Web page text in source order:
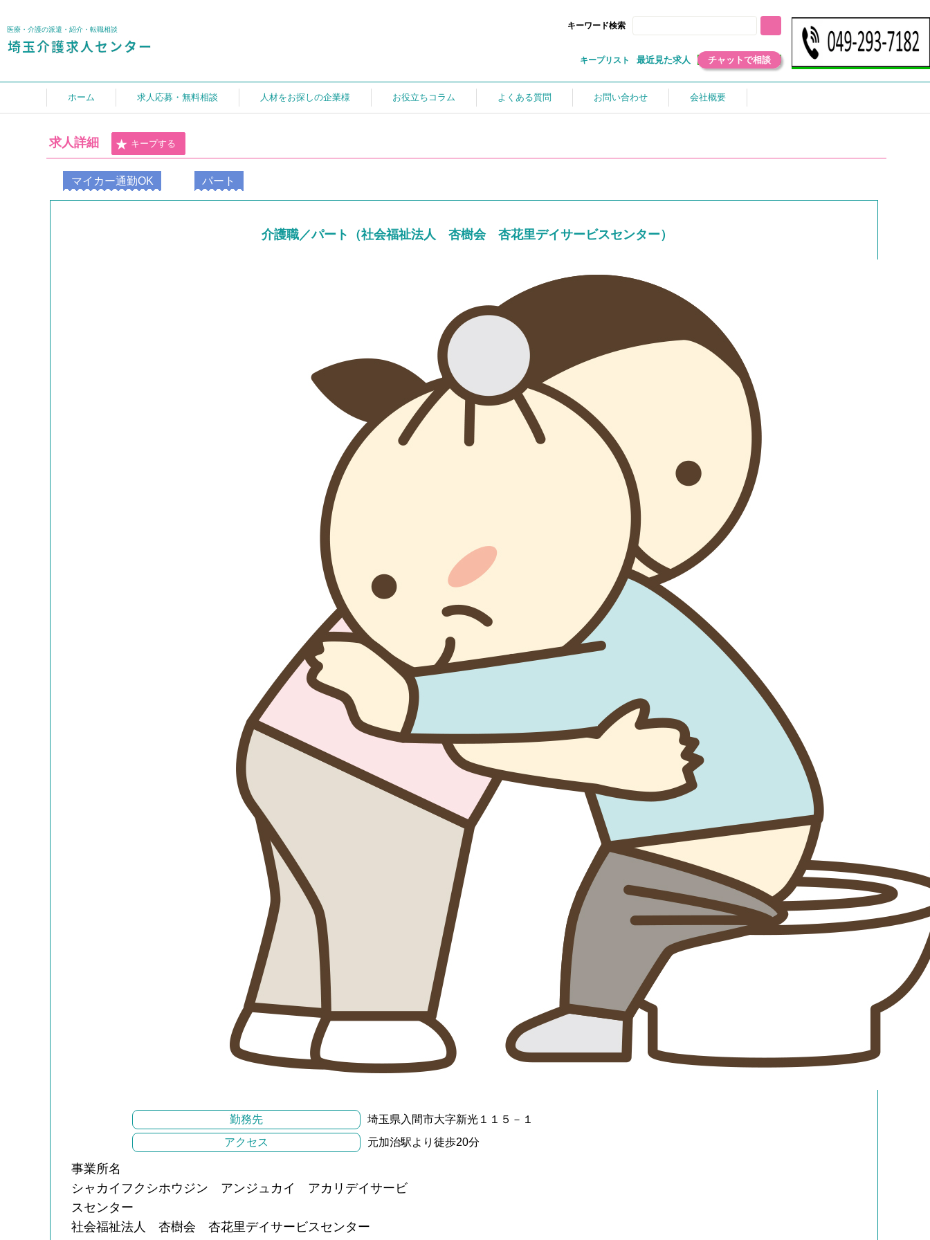
医療・介護の派遣・紹介・転職相談 キーワード検索
キープリスト 最近見た求人 チャットで相談
ホーム 求人応募・無料相談 人材をお探しの企業様 お役立ちコラム よくある質問 お問い合わせ 会社概要
求人詳細 キープする
マイカー通勤OK パート
介護職／パート（社会福祉法人 杏樹会 杏花里デイサービスセンター）
勤務先
埼玉県入間市大字新光１１５－１
アクセス
元加治駅より徒歩20分
事業所名
シャカイフクシホウジン アンジュカイ アカリデイサービ
スセンター
社会福祉法人 杏樹会 杏花里デイサービスセンター